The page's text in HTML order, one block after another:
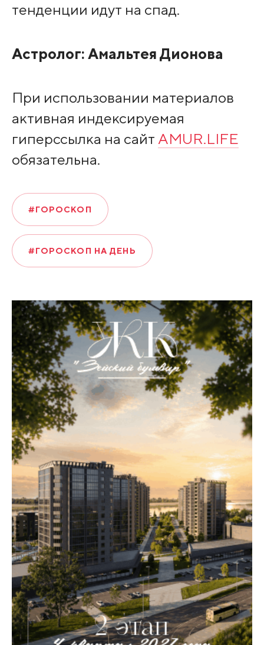
тенденции идут на спад.
Астролог: Амальтея Дионова
При использовании материалов
активная индексируемая
гиперссылка на сайт AMUR.LIFE
обязательна.
#ГОРОСКОП
#ГОРОСКОП НА ДЕНЬ